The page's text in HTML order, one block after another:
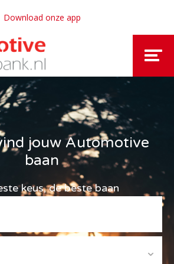
Download onze app
jouw Automotive
baan
keus, de beste baan